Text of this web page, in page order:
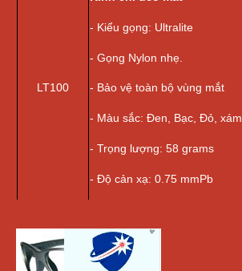
- Kiểu gọng: Ultralite
- Gọng Nylon nhẹ.
LT100 - Bảo vệ toàn bộ vùng mắt
- Màu sắc: Đen, Bạc, Đỏ, xám
- Trọng lượng: 58 grams
- Độ cản xạ: 0.75 mmPb